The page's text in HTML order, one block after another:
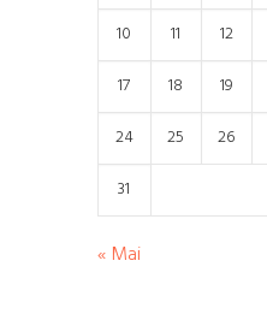
10
11 12
17
18 19
24
25 26
31
« Mai